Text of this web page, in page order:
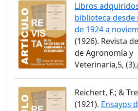
Libros
biblioteca
de 1924 a
(1926). Revista
de Agronomía y
Veterinaria,5,
Reichert, F.; &
(1921). Ensayos